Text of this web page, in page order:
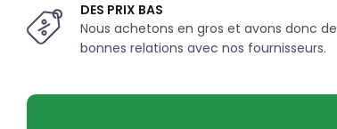
DES PRIX BAS
Nous achetons en gros et avons donc de
bonnes relations avec nos fournisseurs.